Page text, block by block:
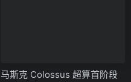
马斯克 Colossus 超算首阶段